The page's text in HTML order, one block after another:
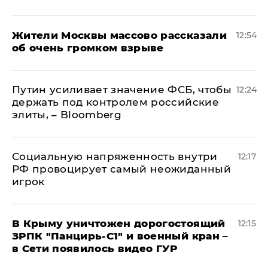
Жители Москвы массово рассказали
об очень громком взрыве
12:54
Путин усиливает значение ФСБ, чтобы
держать под контролем российские
элиты, – Bloomberg
12:24
Социальную напряженность внутри
РФ провоцирует самый неожиданный
игрок
12:17
В Крыму уничтожен дорогостоящий
ЗРПК "Панцирь-С1" и военный кран –
в Сети появилось видео ГУР
12:15